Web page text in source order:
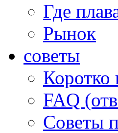
Где
Рынок
советы
Коротко
FAQ
Советы